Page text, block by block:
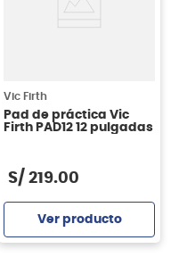
Vic Firth
Pad de práctica Vic
Firth PAD12 12 pulgadas
S/ 219.00
Ver producto